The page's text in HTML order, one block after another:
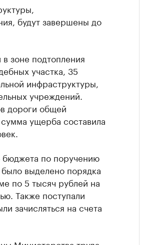
будут завершены до
зоне подтопления
участка, 35
инфраструктуры,
учреждений.
дороги общей
ущерба составила
бюджета по поручению
выделено порядка
по 5 тысяч рублей на
Также поступали
зачисляться на счета